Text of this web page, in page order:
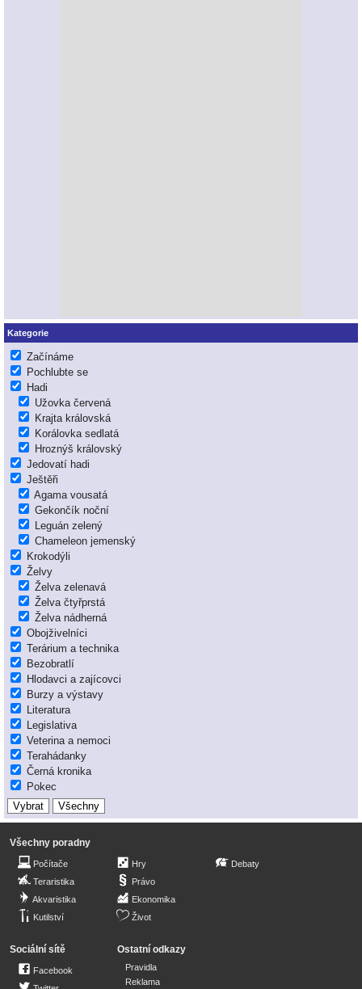
Kategorie
Začínáme
Pochlubte se
Hadi
Užovka červená
Krajta královská
Korálovka sedlatá
Hroznýš královský
Jedovatí hadi
Ještěři
Agama vousatá
Gekončík noční
Leguán zelený
Chameleon jemenský
Krokodýli
Želvy
Želva zelenavá
Želva čtyřprstá
Želva nádherná
Obojživelníci
Terárium a technika
Bezobratlí
Hlodavci a zajícovci
Burzy a výstavy
Literatura
Legislativa
Veterina a nemoci
Terahádanky
Černá kronika
Pokec
Všechny poradny
Počítače
Teraristika
Akvaristika
Kutilství
Hry
Právo
Ekonomika
Život
Debaty
Sociální sítě
Facebook
Ostatní odkazy
Pravidla
Reklama